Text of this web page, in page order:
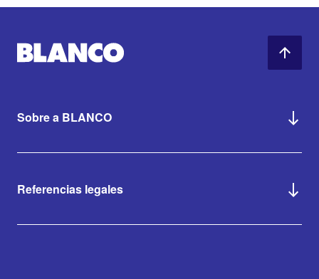
Sobre a BLANCO
Referencias legales